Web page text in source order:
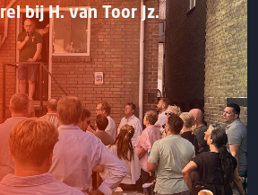
bij H. van Toor Jz.